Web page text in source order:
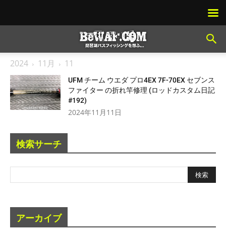
2024 11月 11
UFM チーム ウエダ プロ4EX 7F-70EX セブンス
ファイター の折れ竿修理 (ロッドカスタム日記
#192)
2024年11月11日
検索サーチ
アーカイブ